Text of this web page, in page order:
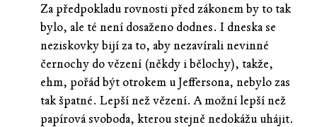
Za předpokladu rovnosti před zákonem by to tak
bylo, ale té není dosaženo dodnes. I dneska se
neziskovky bijí za to, aby nezavírali nevinné
černochy do vězení (někdy i bělochy), takže,
ehm, pořád být otrokem u Jeffersona, nebylo zas
tak špatné. Lepší než vězení. A možní lepší než
papírová svoboda, kterou stejně nedokážu uhájit.